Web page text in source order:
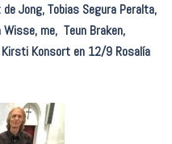
Jong, Tobias Segura Peralta,
me, Teun Braken,
Kirsti Konsort en 12/9 Rosalía